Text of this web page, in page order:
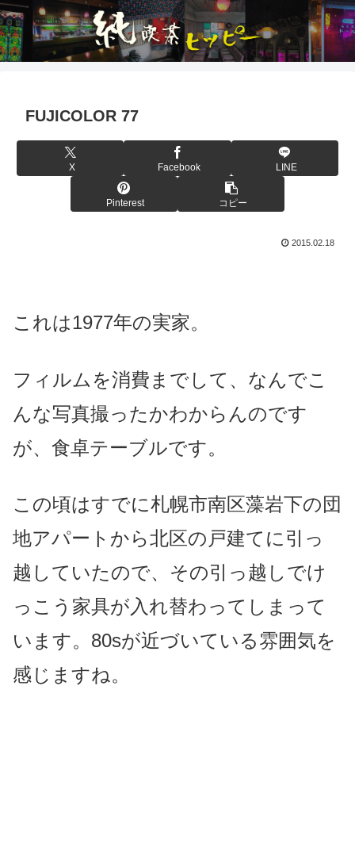
FUJICOLOR 77
X Facebook LINE
Pinterest コピー
2015.02.18
これは1977年の実家。
フィルムを消費までして、なんでこ
んな写真撮ったかわからんのです
が、食卓テーブルです。
この頃はすでに札幌市南区藻岩下の団
地アパートから北区の戸建てに引っ
越していたので、その引っ越しでけ
っこう家具が入れ替わってしまって
います。80sが近づいている雰囲気を
感じますね。